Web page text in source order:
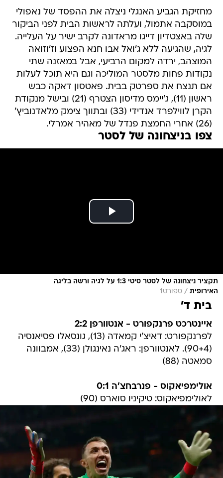
מחזיקת הגביע האנגלי ניצלה את ההפסד של נאפולי
במוסקבה אתמול, ועלתה לראשות הבית לפני הביקור
שלה באצטדיון דייגו מראדונה לקרב ישיר על העלייה.
לגיה, שהגיעה ללא ג'ואל אבו חנא הפצוע וז'וזואה
המוצהב, ירדה למקום הרביעי, אבל במאזנה שתי
נקודות פחות מלסטר המוליכה וגם היא תוכל לעלות
אם תנצח את ספרטק בבית. פאטסון דאקה כבש
ראשון (11), ג'יימס מדיסון הצטרף (21) ובישל מנקודת
הקרן לווילפרד אנדידי (33) ובתווך צימק מלאדנוביץ'
(26) אחרי החמצת פנדל של מאהיר אמרלי.
צפו בניצחונה של לסטר
תקציר ניצחונה של לסטר סיטי 1:3 על לגיה ורשה בליגה
האירופית / ספורט1
בית ד'
איינטרכט פרנקפורט - אנטוורפן 2:2
לפרנקפורט: דאיצ'י קמאדה (13), גונסאלו פסיאנסיה
(90+4). לאנטוורפן: ראג'ה נאינגולן (33), אמבוונה
סמאטה (88)
אולימפיאקוס - פנרבחצ'ה 0:1
לאולימפיאקוס: טיקיניו סוארס (90)